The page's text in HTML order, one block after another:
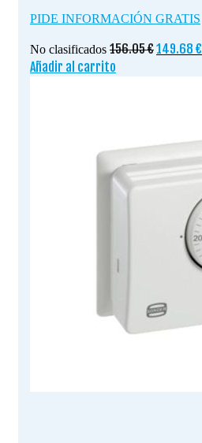
PIDE INFORMACIÓN GRATIS
No clasificados 156.05€El
149.68 €
Añadir al carrito